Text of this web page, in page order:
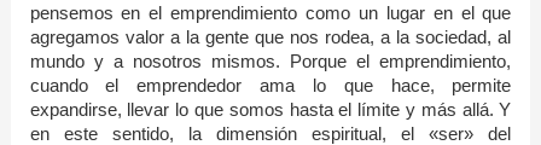
pensemos en el emprendimiento como un lugar en el que
agregamos valor a la gente que nos rodea, a la sociedad, al
mundo y a nosotros mismos. Porque el emprendimiento,
cuando el emprendedor ama lo que hace, permite
expandirse, llevar lo que somos hasta el límite y más allá. Y
en este sentido, la dimensión espiritual, el «ser» del